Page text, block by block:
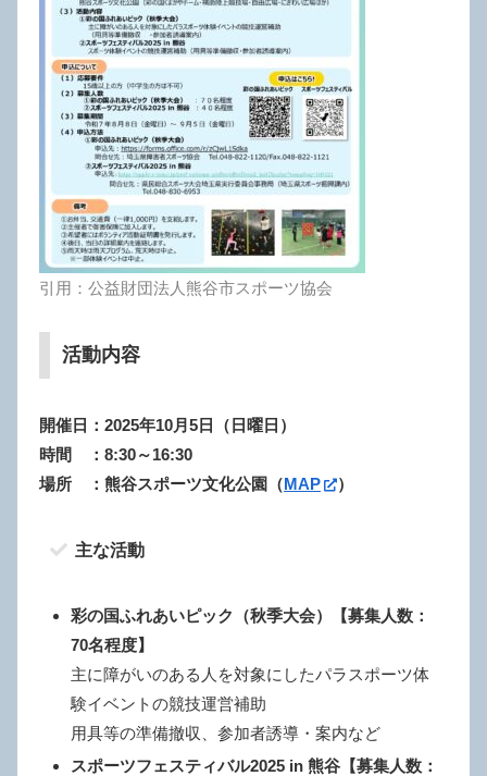
引用：公益財団法人熊谷市スポーツ協会
活動内容
開催日：2025年10月5日（日曜日）
時間 ：8:30～16:30
場所 ：熊谷スポーツ文化公園（MAP ）
主な活動
彩の国ふれあいピック（秋季大会）【募集人数：
70名程度】
主に障がいのある人を対象にしたパラスポーツ体
験イベントの競技運営補助
用具等の準備撤収、参加者誘導・案内など
スポーツフェスティバル2025 in 熊谷【募集人数：